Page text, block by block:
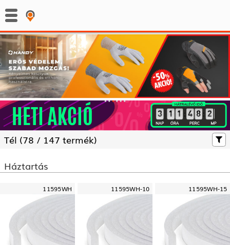
: :
Tél (78 / 147 termék)
Háztartás
11595WH 11595WH-10 11595WH-15